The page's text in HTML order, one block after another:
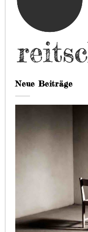
Neue Beiträge